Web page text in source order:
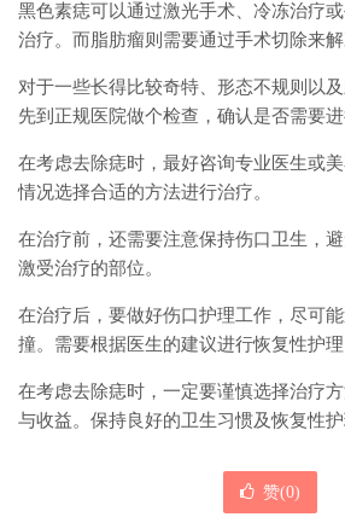
黑色素痣可以通过激光手术、冷冻治疗
治疗。而脂肪瘤则需要通过手术切除来解
对于一些长得比较奇特、形态不规则以
先到正规医院做个检查，确认是否需要进
在考虑去除痣时，最好咨询专业医生或
情况选择合适的方法进行治疗。
在治疗前，还需要注意保持伤口卫生，
激受治疗的部位。
在治疗后，要做好伤口护理工作，尽可
撞。需要根据医生的建议进行恢复性护理
在考虑去除痣时，一定要谨慎选择治疗
与收益。保持良好的卫生习惯及恢复性护
赞(0)